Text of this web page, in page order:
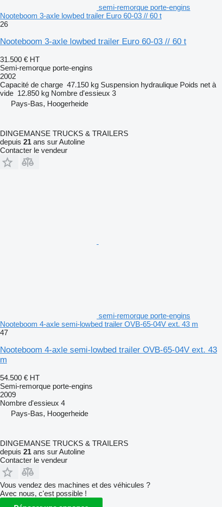
semi-remorque porte-engins
Nooteboom 3-axle lowbed trailer Euro 60-03 // 60 t
26
Nooteboom 3-axle lowbed trailer Euro 60-03 // 60 t
31.500 € HT
Semi-remorque porte-engins
2002
Capacité de charge 47.150 kg Suspension hydraulique Poids net à
vide 12.850 kg Nombre d'essieux 3
Pays-Bas, Hoogerheide
DINGEMANSE TRUCKS & TRAILERS
depuis 21 ans sur Autoline
Contacter le vendeur
semi-remorque porte-engins
Nooteboom 4-axle semi-lowbed trailer OVB-65-04V ext. 43 m
47
Nooteboom 4-axle semi-lowbed trailer OVB-65-04V ext. 43
m
54.500 € HT
Semi-remorque porte-engins
2009
Nombre d'essieux 4
Pays-Bas, Hoogerheide
DINGEMANSE TRUCKS & TRAILERS
depuis 21 ans sur Autoline
Contacter le vendeur
Vous vendez des machines et des véhicules ?
Avec nous, c'est possible !